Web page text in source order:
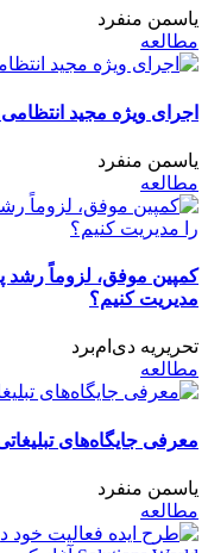
یاسمن منفرد
مطالعه
اجرای ویژه مجید
یاسمن منفرد
مطالعه
کمپین موفق، لزوماً رشد
مدیریت کنیم؟
تحریریه دی‌ام‌برد
مطالعه
معرفی جایگاه‌های
یاسمن منفرد
مطالعه